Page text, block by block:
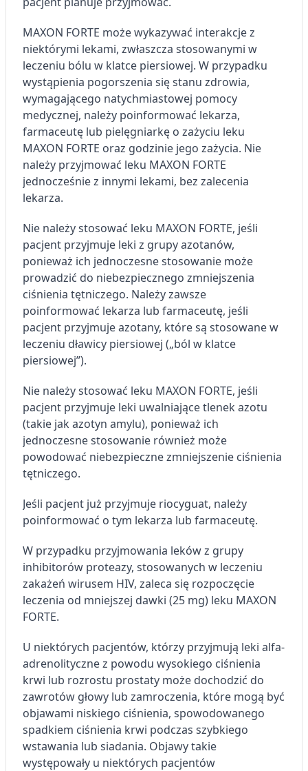
MAXON FORTE może wykazywać interakcje z
niektórymi lekami, zwłaszcza stosowanymi w
leczeniu bólu w klatce piersiowej. W przypadku
wystąpienia pogorszenia się stanu zdrowia,
wymagającego natychmiastowej pomocy
medycznej, należy poinformować lekarza,
farmaceutę lub pielęgniarkę o zażyciu leku
MAXON FORTE oraz godzinie jego zażycia. Nie
należy przyjmować leku MAXON FORTE
jednocześnie z innymi lekami, bez zalecenia
lekarza.
Nie należy stosować leku MAXON FORTE, jeśli
pacjent przyjmuje leki z grupy azotanów,
ponieważ ich jednoczesne stosowanie może
prowadzić do niebezpiecznego zmniejszenia
ciśnienia tętniczego. Należy zawsze
poinformować lekarza lub farmaceutę, jeśli
pacjent przyjmuje azotany, które są stosowane w
leczeniu dławicy piersiowej („ból w klatce
piersiowej”).
Nie należy stosować leku MAXON FORTE, jeśli
pacjent przyjmuje leki uwalniające tlenek azotu
(takie jak azotyn amylu), ponieważ ich
jednoczesne stosowanie również może
powodować niebezpieczne zmniejszenie ciśnienia
tętniczego.
Jeśli pacjent już przyjmuje riocyguat, należy
poinformować o tym lekarza lub farmaceutę.
W przypadku przyjmowania leków z grupy
inhibitorów proteazy, stosowanych w leczeniu
zakażeń wirusem HIV, zaleca się rozpoczęcie
leczenia od mniejszej dawki (25 mg) leku MAXON
FORTE.
U niektórych pacjentów, którzy przyjmują leki alfa-
adrenolityczne z powodu wysokiego ciśnienia
krwi lub rozrostu prostaty może dochodzić do
zawrotów głowy lub zamroczenia, które mogą być
objawami niskiego ciśnienia, spowodowanego
spadkiem ciśnienia krwi podczas szybkiego
wstawania lub siadania. Objawy takie
występowały u niektórych pacjentów